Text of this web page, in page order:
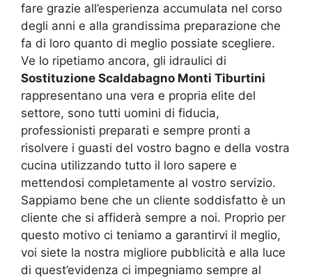
fare grazie all’esperienza accumulata nel corso
degli anni e alla grandissima preparazione che
fa di loro quanto di meglio possiate scegliere.
Ve lo ripetiamo ancora, gli idraulici di
Sostituzione Scaldabagno Monti Tiburtini
rappresentano una vera e propria elite del
settore, sono tutti uomini di fiducia,
professionisti preparati e sempre pronti a
risolvere i guasti del vostro bagno e della vostra
cucina utilizzando tutto il loro sapere e
mettendosi completamente al vostro servizio.
Sappiamo bene che un cliente soddisfatto è un
cliente che si affiderà sempre a noi. Proprio per
questo motivo ci teniamo a garantirvi il meglio,
voi siete la nostra migliore pubblicità e alla luce
di quest’evidenza ci impegniamo sempre al